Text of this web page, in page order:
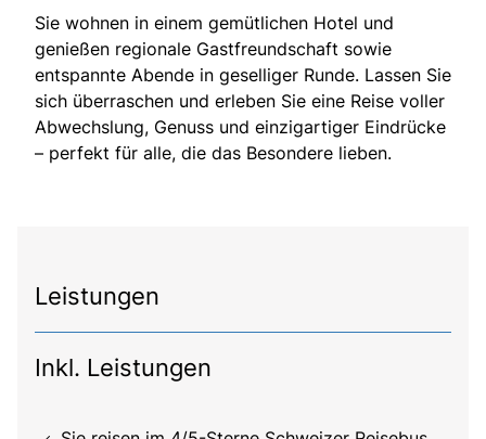
Sie wohnen in einem gemütlichen Hotel und
genießen regionale Gastfreundschaft sowie
entspannte Abende in geselliger Runde. Lassen Sie
sich überraschen und erleben Sie eine Reise voller
Abwechslung, Genuss und einzigartiger Eindrücke
– perfekt für alle, die das Besondere lieben.
Leistungen
Inkl. Leistungen